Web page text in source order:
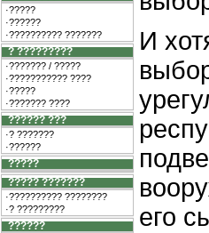
·?????
·??????
·?????????? ???????
? ?????????
·??????? / ?????
·??????????? ????
·?????
·??????? ????
?????? ???
·? ???????
·??????
?????
????? ???????
·?????????? ????????
·? ?????????
??????
И
его